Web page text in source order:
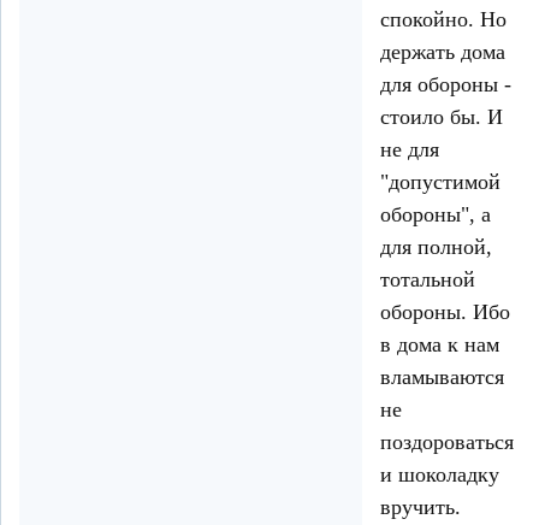
спокойно. Но
держать дома
для обороны -
стоило бы. И
не для
"допустимой
обороны", а
для полной,
тотальной
обороны. Ибо
в дома к нам
вламываются
не
поздороваться
и шоколадку
вручить.